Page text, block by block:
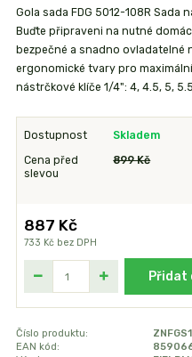
Gola sada FDG 5012-108R
Buďte připraveni na nutné
bezpečné a snadno ovladatelné
ergonomické tvary pro
nástrčkové klíče 1/4": 4, 4.5, 5,
Dostupnost Skladem
Cena před
slevou
899 Kč
887 Kč
733 Kč bez DPH
Přidat
Číslo produktu:
EAN kód: